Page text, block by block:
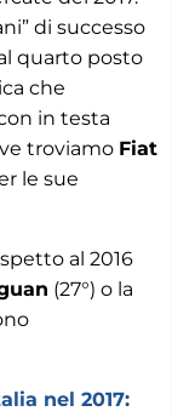
di successo
quarto posto
che
in testa
troviamo Fiat
le sue
al 2016
(27°) o la
nel 2017: